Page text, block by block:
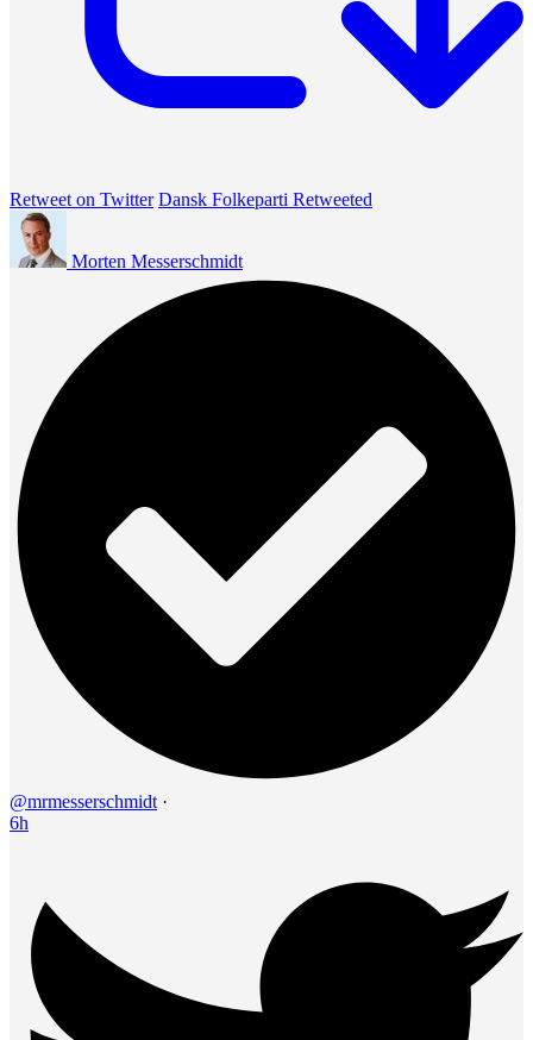
Retweet on Twitter Dansk Folkeparti Retweeted
Morten Messerschmidt
@mrmesserschmidt ·
6h